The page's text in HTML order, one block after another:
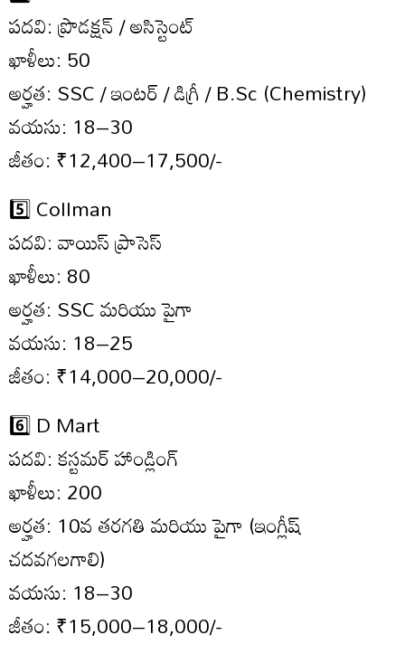
పదవి: ప్రొడక్షన్ / అసిస్టెంట్
ఖాళీలు: 50
అర్హత: SSC / ఇంటర్ / డిగ్రీ / B.Sc (Chemistry)
వయసు: 18–30
జీతం: ₹12,400–17,500/-
5️⃣ Collman
పదవి: వాయిస్ ప్రాసెస్
ఖాళీలు: 80
అర్హత: SSC మరియు పైగా
వయసు: 18–25
జీతం: ₹14,000–20,000/-
6️⃣ D Mart
పదవి: కస్టమర్ హాండ్లింగ్
ఖాళీలు: 200
అర్హత: 10వ తరగతి మరియు పైగా (ఇంగ్లీష్
చదవగలగాలి)
వయసు: 18–30
జీతం: ₹15,000–18,000/-